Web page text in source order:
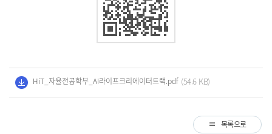
HiT_자율전공학부_AI라이프크리에이터트랙.pdf (54.6 KB)
목록으로